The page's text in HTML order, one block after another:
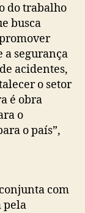
do trabalho
busca
a segurança
acidentes,
o setor
é obra
o
o país”,
com
pela